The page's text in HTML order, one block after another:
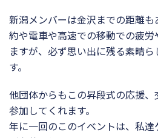
新潟メンバーは金沢までの距離
約や電車や高速での移動での疲
ますが、必ず思い出に残る素晴
す。
他団体からもこの昇段式の応援
参加してくれます。
年に一回のこのイベントは、私